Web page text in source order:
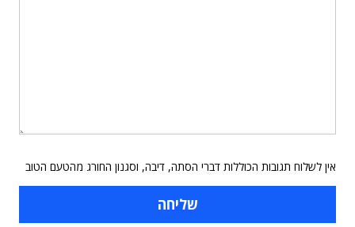
אין לשלוח תגובות הכוללות דברי הסתה, דיבה, וסגנון החורג מהטעם הטוב